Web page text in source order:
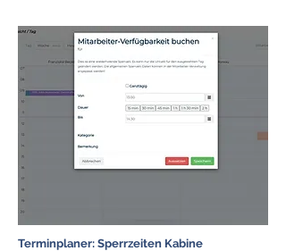
Terminplaner: Sperrzeiten Kabine